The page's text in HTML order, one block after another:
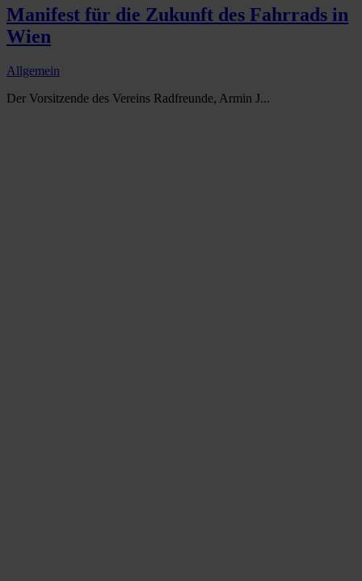
Manifest für die Zukunft des Fahrrads in
Wien
Allgemein
Der Vorsitzende des Vereins Radfreunde, Armin J...